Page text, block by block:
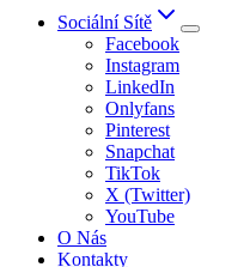
Sociální Sítě
Facebook
Instagram
LinkedIn
Onlyfans
Pinterest
Snapchat
TikTok
X (Twitter)
YouTube
O Nás
Kontakty